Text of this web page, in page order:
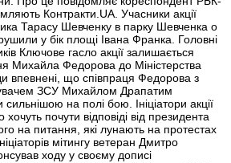
Контракти.UA. Учасники акції
Тарасу Шевченку в парку Шевченка о
у бік площі Івана Франка. Головні
Ключове гасло акції залишається
Михайла Федорова до Міністерства
впевнені, що співпраця Федорова з
ЗСУ Михайлом Драпатим
сильнішою на полі бою. Ініціатори акції
почути відповіді від президента
на питання, які лунають на протестах
мітингу ветеран Дмитро
ходу у своєму дописі